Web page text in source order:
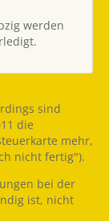
werden
sind
die
mehr,
nicht fertig").
bei der
ist, nicht